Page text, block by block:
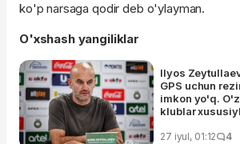
ko'p narsaga qodir deb o'ylayman.
O'xshash yangiliklar
Ilyos
GPS uchun
imkon yo'q.
klublar
27 iyul, 01:12 4